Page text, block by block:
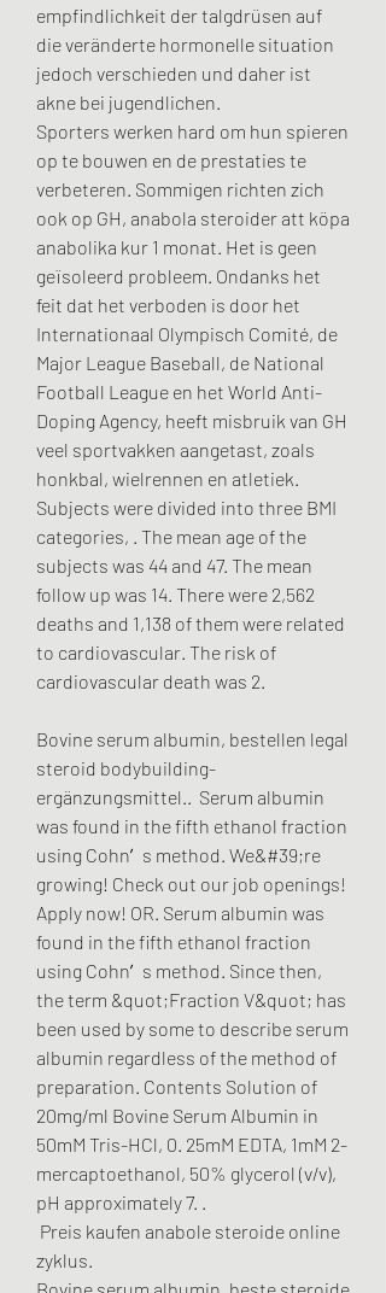
empfindlichkeit der talgdrüsen auf
die veränderte hormonelle situation
jedoch verschieden und daher ist
akne bei jugendlichen.
Sporters werken hard om hun spieren
op te bouwen en de prestaties te
verbeteren. Sommigen richten zich
ook op GH, anabola steroider att köpa
anabolika kur 1 monat. Het is geen
geïsoleerd probleem. Ondanks het
feit dat het verboden is door het
Internationaal Olympisch Comité, de
Major League Baseball, de National
Football League en het World Anti-
Doping Agency, heeft misbruik van GH
veel sportvakken aangetast, zoals
honkbal, wielrennen en atletiek.
Subjects were divided into three BMI
categories, . The mean age of the
subjects was 44 and 47. The mean
follow up was 14. There were 2,562
deaths and 1,138 of them were related
to cardiovascular. The risk of
cardiovascular death was 2.
Bovine serum albumin, bestellen legal
steroid bodybuilding-
ergänzungsmittel..  Serum albumin
was found in the fifth ethanol fraction
using Cohn′s method. We&#39;re
growing! Check out our job openings!
Apply now! OR. Serum albumin was
found in the fifth ethanol fraction
using Cohn′s method. Since then,
the term &quot;Fraction V&quot; has
been used by some to describe serum
albumin regardless of the method of
preparation. Contents Solution of
20mg/ml Bovine Serum Albumin in
50mM Tris-HCl, 0. 25mM EDTA, 1mM 2-
mercaptoethanol, 50% glycerol (v/v),
pH approximately 7. .
zyklus.